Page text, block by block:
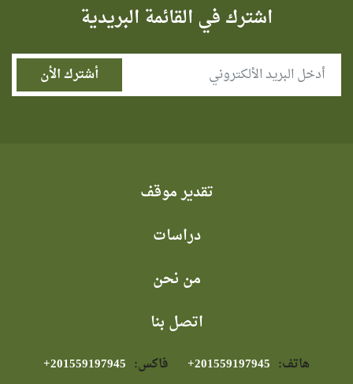
اشترك في القائمة البريدية
تقدير موقف
دراسات
من نحن
اتصل بنا
هاتف: فاكس: